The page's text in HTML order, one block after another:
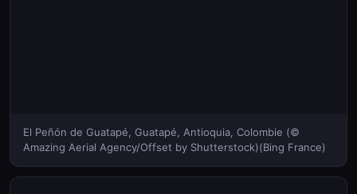
El Peñón de Guatapé, Guatapé, Antioquia, Colombie (©
Amazing Aerial Agency/Offset by Shutterstock)(Bing France)